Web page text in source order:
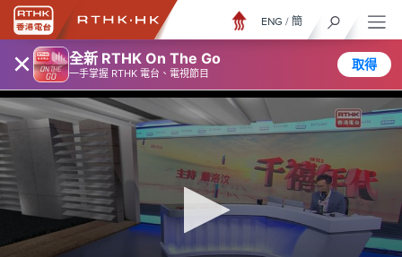
× 全新 RTHK On The Go
一手掌握 RTHK 電台、電視節目
取得
ENG / 簡